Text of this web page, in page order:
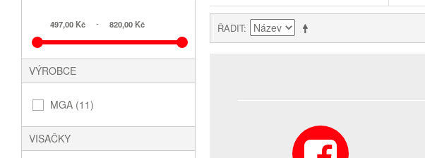
ŘADIT
497,00 Kč - 820,00 Kč
VÝROBCE
MGA (11)
VISAČKY